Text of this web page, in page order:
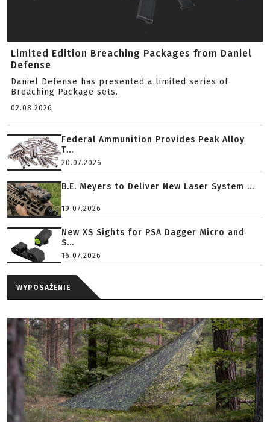
Limited Edition Breaching Packages from Daniel
Defense
Daniel Defense has presented a limited series of
Breaching Package sets.
02.08.2026
Federal Ammunition Provides Peak Alloy
T...
20.07.2026
B.E. Meyers to Deliver New Laser System ...
19.07.2026
New XS Sights for PSA Dagger Micro and
S...
16.07.2026
WYPOSAŻENIE